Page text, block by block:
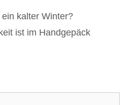
kalter Winter?
ist im Handgepäck